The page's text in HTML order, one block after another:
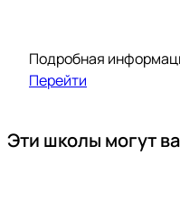
Подробная
Перейти
Эти школы могут